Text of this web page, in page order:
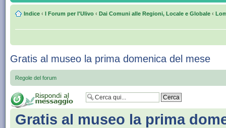
Indice ‹ I Forum per l'Ulivo ‹ Dai Comuni alle Regioni, Locale e Globale ‹
Gratis al museo la prima domenica del mese
Regole del forum
Gratis al museo la prima